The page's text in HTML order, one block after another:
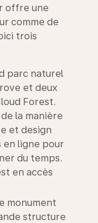
offre une
comme de
trois
parc naturel
et deux
Forest.
la manière
et design
en ligne pour
du temps.
en accès
monument
structure